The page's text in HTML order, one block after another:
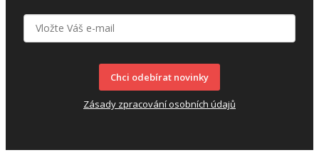
Chci odebírat novinky
Zásady zpracování osobních údajů